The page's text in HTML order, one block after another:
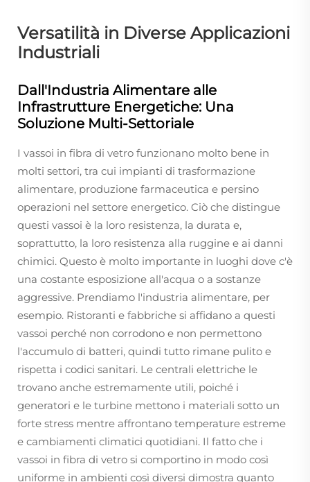
Versatilità in Diverse Applicazioni
Industriali
Dall'Industria Alimentare alle
Infrastrutture Energetiche: Una
Soluzione Multi-Settoriale
I vassoi in fibra di vetro funzionano molto bene in
molti settori, tra cui impianti di trasformazione
alimentare, produzione farmaceutica e persino
operazioni nel settore energetico. Ciò che distingue
questi vassoi è la loro resistenza, la durata e,
soprattutto, la loro resistenza alla ruggine e ai danni
chimici. Questo è molto importante in luoghi dove c'è
una costante esposizione all'acqua o a sostanze
aggressive. Prendiamo l'industria alimentare, per
esempio. Ristoranti e fabbriche si affidano a questi
vassoi perché non corrodono e non permettono
l'accumulo di batteri, quindi tutto rimane pulito e
rispetta i codici sanitari. Le centrali elettriche le
trovano anche estremamente utili, poiché i
generatori e le turbine mettono i materiali sotto un
forte stress mentre affrontano temperature estreme
e cambiamenti climatici quotidiani. Il fatto che i
vassoi in fibra di vetro si comportino in modo così
uniforme in ambienti così diversi dimostra quanto